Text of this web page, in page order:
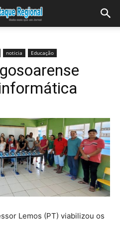
noticia Educação
Lemos (PT) viabilizou os